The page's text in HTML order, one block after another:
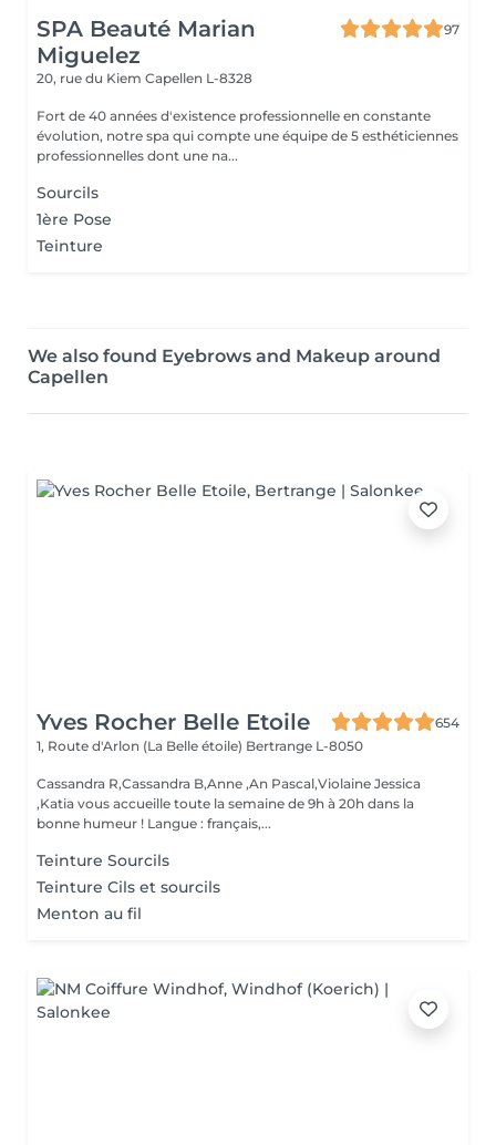
SPA Beauté Marian
Miguelez
97
20, rue du Kiem Capellen L-8328
Fort de 40 années d'existence professionnelle en constante
évolution, notre spa qui compte une équipe de 5 esthéticiennes
professionnelles dont une na...
Sourcils
1ère Pose
Teinture
We also found Eyebrows and Makeup around
Capellen
Yves Rocher Belle Etoile
654
1, Route d'Arlon (La Belle étoile) Bertrange L-8050
Cassandra R,Cassandra B,Anne ,An Pascal,Violaine Jessica
,Katia vous accueille toute la semaine de 9h à 20h dans la
bonne humeur ! Langue : français,...
Teinture Sourcils
Teinture Cils et sourcils
Menton au fil